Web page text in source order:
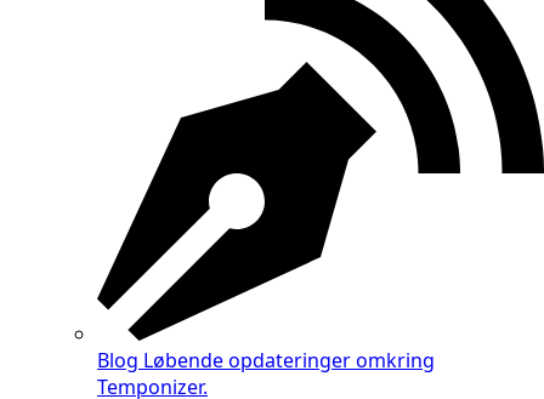
Blog Løbende opdateringer omkring
Temponizer.